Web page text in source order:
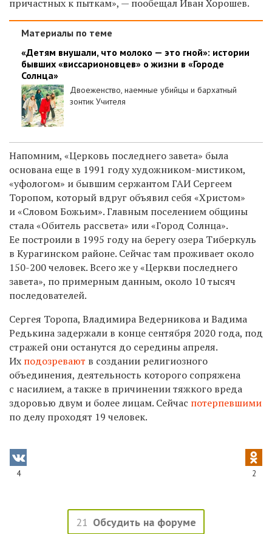
причастных к пыткам», — пообещал Иван Хорошев.
Материалы по теме
«Детям внушали, что молоко — это гной»: истории
бывших «виссарионовцев» о жизни в «Городе
Солнца»
Двоеженство, наемные убийцы и бархатный
зонтик Учителя
Напомним, «Церковь последнего завета» была
основана еще в 1991 году художником-мистиком,
«уфологом» и бывшим сержантом ГАИ Сергеем
Торопом, который вдруг объявил себя «Христом»
и «Словом Божьим». Главным поселением общины
стала «Обитель рассвета» или «Город Солнца».
Ее построили в 1995 году на берегу озера Тиберкуль
в Курагинском районе. Сейчас там проживает около
150-200 человек. Всего же у «Церкви последнего
завета», по примерным данным, около 10 тысяч
последователей.
Сергея Торопа, Владимира Ведерникова и Вадима
Редькина задержали в конце сентября 2020 года, под
стражей они останутся до середины апреля.
Их подозревают в создании религиозного
объединения, деятельность которого сопряжена
с насилием, а также в причинении тяжкого вреда
здоровью двум и более лицам. Сейчас потерпевшими
по делу проходят 19 человек.
4 2
21 Обсудить на форуме